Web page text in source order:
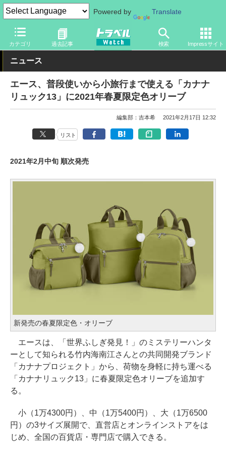
Powered by Translate
カテゴリ 過去記事 検索 Impressサイト
トラベル Watch 旅のアイテム 旅行グッズ
ニュース
エース、普段使いから小旅行まで使える「カナナ
リュック13」に2021年春夏限定色オリーブ
編集部：吉本希 2021年2月17日 12:32
リスト
2021年2月中旬 順次発売
新発売の春夏限定色・オリーブ
エースは、「世界ふしぎ発見！」のミステリーハンタ
ーとして知られる竹内海南江さんとの共同開発ブランド
「カナナプロジェクト」から、荷物を身軽に持ち運べる
「カナナリュック13」に春夏限定色オリーブを追加す
る。
小（1万4300円）、中（1万5400円）、大（1万6500
円）の3サイズ展開で、直営店とオンラインストアをは
じめ、全国の百貨店・専門店で購入できる。